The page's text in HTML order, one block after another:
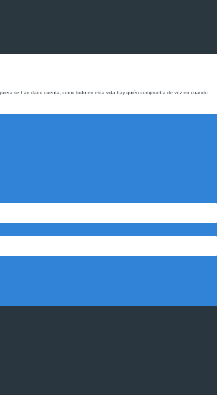
se han dado cuenta, como todo en esta vida hay quién comprueba de vez en cuando